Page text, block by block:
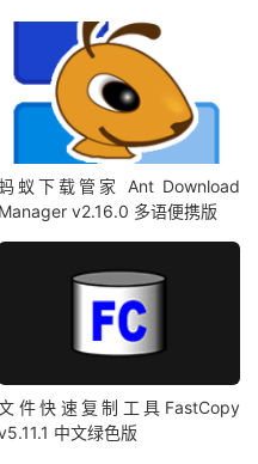
蚂蚁下载管家 Ant Download
Manager v2.16.0 多语便携版
件快速复制工具FastCopy
中文绿色版